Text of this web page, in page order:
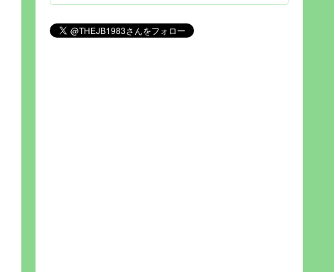
見られれば幸福度を高い」とわか